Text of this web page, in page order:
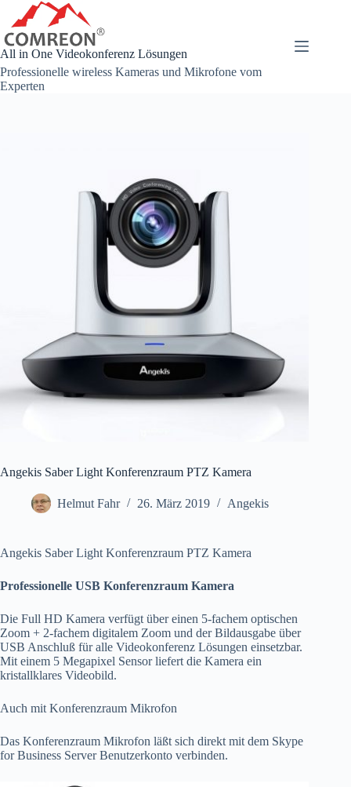
Inhalt
springen
All in One Videokonferenz Lösungen
Professionelle wireless Kameras und Mikrofone vom
Experten
Angekis Saber Light Konferenzraum PTZ Kamera
Helmut Fahr 26. März 2019 Angekis
Angekis Saber Light Konferenzraum PTZ Kamera
Professionelle USB Konferenzraum Kamera
Die Full HD Kamera verfügt über einen 5-fachem optischen
Zoom + 2-fachem digitalem Zoom und der Bildausgabe über
USB Anschluß für alle Videokonferenz Lösungen einsetzbar.
Mit einem 5 Megapixel Sensor liefert die Kamera ein
kristallklares Videobild.
Auch mit Konferenzraum Mikrofon
Das Konferenzraum Mikrofon läßt sich direkt mit dem Skype
for Business Server Benutzerkonto verbinden.